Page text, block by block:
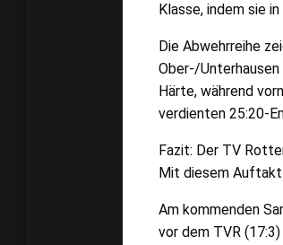
Klasse, indem sie
Die Abwehrreihe
Ober-/
Härte, während
verdienten 25:20-
Fazit: Der TV
Mit diesem
Am kommenden
vor dem TVR